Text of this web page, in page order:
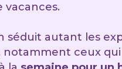
vacances.
séduit autant les
notamment ceux